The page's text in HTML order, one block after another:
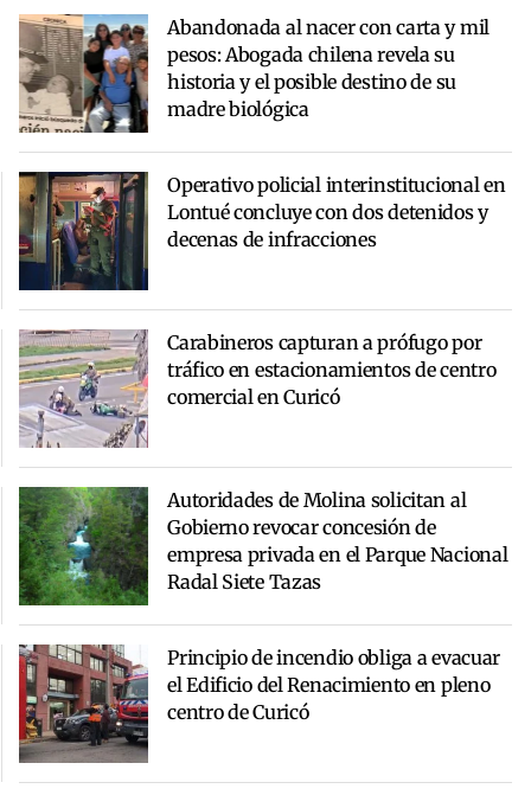
Abandonada al nacer con carta y mil
pesos: Abogada chilena revela su
historia y el posible destino de su
madre biológica
Operativo policial interinstitucional en
Lontué concluye con dos detenidos y
decenas de infracciones
Carabineros capturan a prófugo por
tráfico en estacionamientos de centro
comercial en Curicó
Autoridades de Molina solicitan al
Gobierno revocar concesión de
empresa privada en el Parque Nacional
Radal Siete Tazas
Principio de incendio obliga a evacuar
el Edificio del Renacimiento en pleno
centro de Curicó